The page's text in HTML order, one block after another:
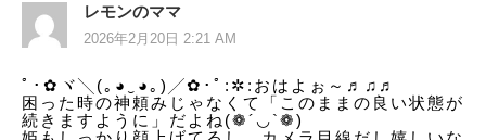
ー
シ
ョ
レモンのママ
2026年2月20日 2:21 AM
ﾟ･✿ヾ╲(｡◕‿◕｡)╱✿･ﾟ:✲:おはよぉ～♬♫♬
困った時の神頼みじゃなくて「このままの良い状態が
続きますように」だよね(❁´◡`❁)